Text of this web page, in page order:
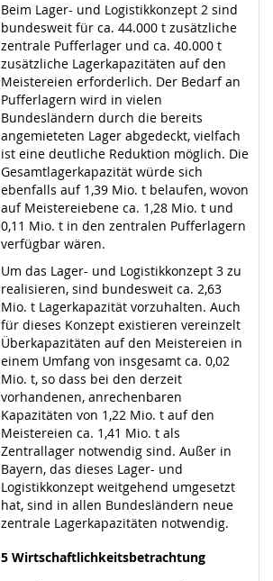
Beim Lager- und Logistikkonzept 2 sind
bundesweit für ca. 44.000 t zusätzliche
zentrale Pufferlager und ca. 40.000 t
zusätzliche Lagerkapazitäten auf den
Meistereien erforderlich. Der Bedarf an
Pufferlagern wird in vielen
Bundesländern durch die bereits
angemieteten Lager abgedeckt, vielfach
ist eine deutliche Reduktion möglich. Die
Gesamtlagerkapazität würde sich
ebenfalls auf 1,39 Mio. t belaufen, wovon
auf Meistereiebene ca. 1,28 Mio. t und
0,11 Mio. t in den zentralen Pufferlagern
verfügbar wären.
Um das Lager- und Logistikkonzept 3 zu
realisieren, sind bundesweit ca. 2,63
Mio. t Lagerkapazität vorzuhalten. Auch
für dieses Konzept existieren vereinzelt
Überkapazitäten auf den Meistereien in
einem Umfang von insgesamt ca. 0,02
Mio. t, so dass bei den derzeit
vorhandenen, anrechenbaren
Kapazitäten von 1,22 Mio. t auf den
Meistereien ca. 1,41 Mio. t als
Zentrallager notwendig sind. Außer in
Bayern, das dieses Lager- und
Logistikkonzept weitgehend umgesetzt
hat, sind in allen Bundesländern neue
zentrale Lagerkapazitäten notwendig.
5 Wirtschaftlichkeitsbetrachtung